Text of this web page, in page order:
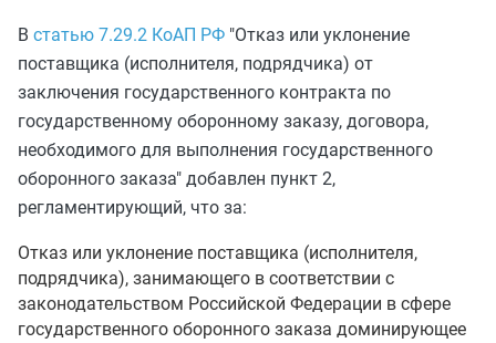
В статью 7.29.2 КоАП РФ "Отказ или уклонение
поставщика (исполнителя, подрядчика) от
заключения государственного контракта по
государственному оборонному заказу, договора,
необходимого для выполнения государственного
оборонного заказа" добавлен пункт 2,
регламентирующий, что за:
Отказ или уклонение поставщика (исполнителя,
подрядчика), занимающего в соответствии с
законодательством Российской Федерации в сфере
государственного оборонного заказа доминирующее